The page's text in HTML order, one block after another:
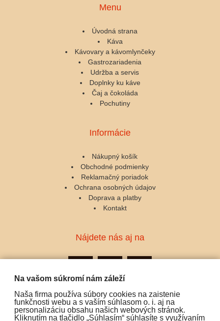
Na vašom súkromí nám záleží
Naša firma používa súbory cookies na zaistenie
funkčnosti webu a s vaším súhlasom o. i. aj na
personalizáciu obsahu našich webových stránok.
Kliknutím na tlačidlo „Súhlasím“ súhlasíte s využívaním
Menu
Úvodná strana
Káva
Kávovary a kávomlynčeky
Gastrozariadenia
Udržba a servis
Doplnky ku káve
Čaj a čokoláda
Pochutiny
Informácie
Nákupný košík
Obchodné podmienky
Reklamačný poriadok
Ochrana osobných údajov
Doprava a platby
Kontakt
Nájdete nás aj na
Podporujeme platby: